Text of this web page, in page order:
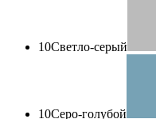
10Светло-серый
10Серо-голубой